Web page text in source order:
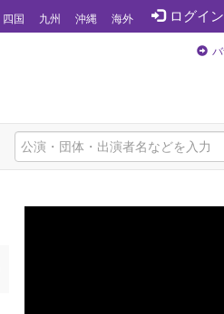
ログイン
四国 九州 沖縄 海外